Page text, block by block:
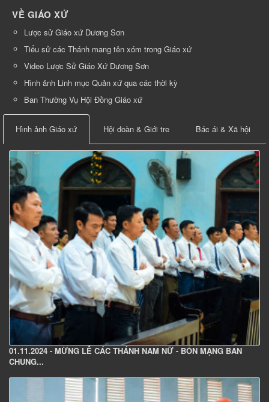
VỀ GIÁO XỨ
Lược sử Giáo xứ Dương Sơn
Tiểu sử các Thánh mang tên xóm trong Giáo xứ
Video Lược Sử Giáo Xứ Dương Sơn
Hình ảnh Linh mục Quản xứ qua các thời kỳ
Ban Thường Vụ Hội Đồng Giáo xứ
Hình ảnh Giáo xứ Hội đoàn & Giới tre Bác ái & Xã hội
01.11.2024 - MỪNG LỄ CÁC THÁNH NAM NỮ - BỔN MẠNG BAN
CHUNG...